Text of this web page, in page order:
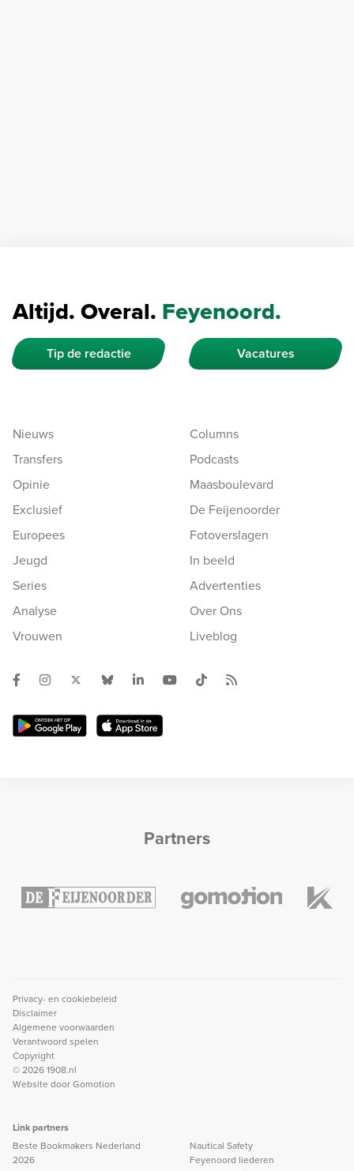
Altijd. Overal. Feyenoord.
Tip de redactie Vacatures
Nieuws
Transfers
Opinie
Exclusief
Europees
Jeugd
Series
Analyse
Vrouwen
Columns
Podcasts
Maasboulevard
De Feijenoorder
Fotoverslagen
In beeld
Advertenties
Over Ons
Liveblog
Partners
Privacy- en cookiebeleid
Disclaimer
Algemene voorwaarden
Verantwoord spelen
Copyright
© 2026 1908.nl
Website doorGomotion
Link partners
Beste Bookmakers Nederland
2026
Nautical Safety
Feyenoord liederen